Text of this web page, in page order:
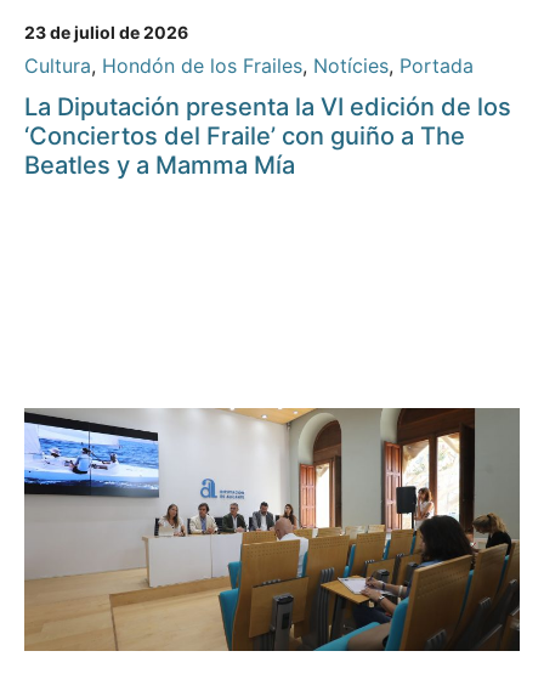
23 de juliol de 2026
Cultura, Hondón de los Frailes, Notícies, Portada
La Diputación presenta la VI edición de los
‘Conciertos del Fraile’ con guiño a The
Beatles y a Mamma Mía